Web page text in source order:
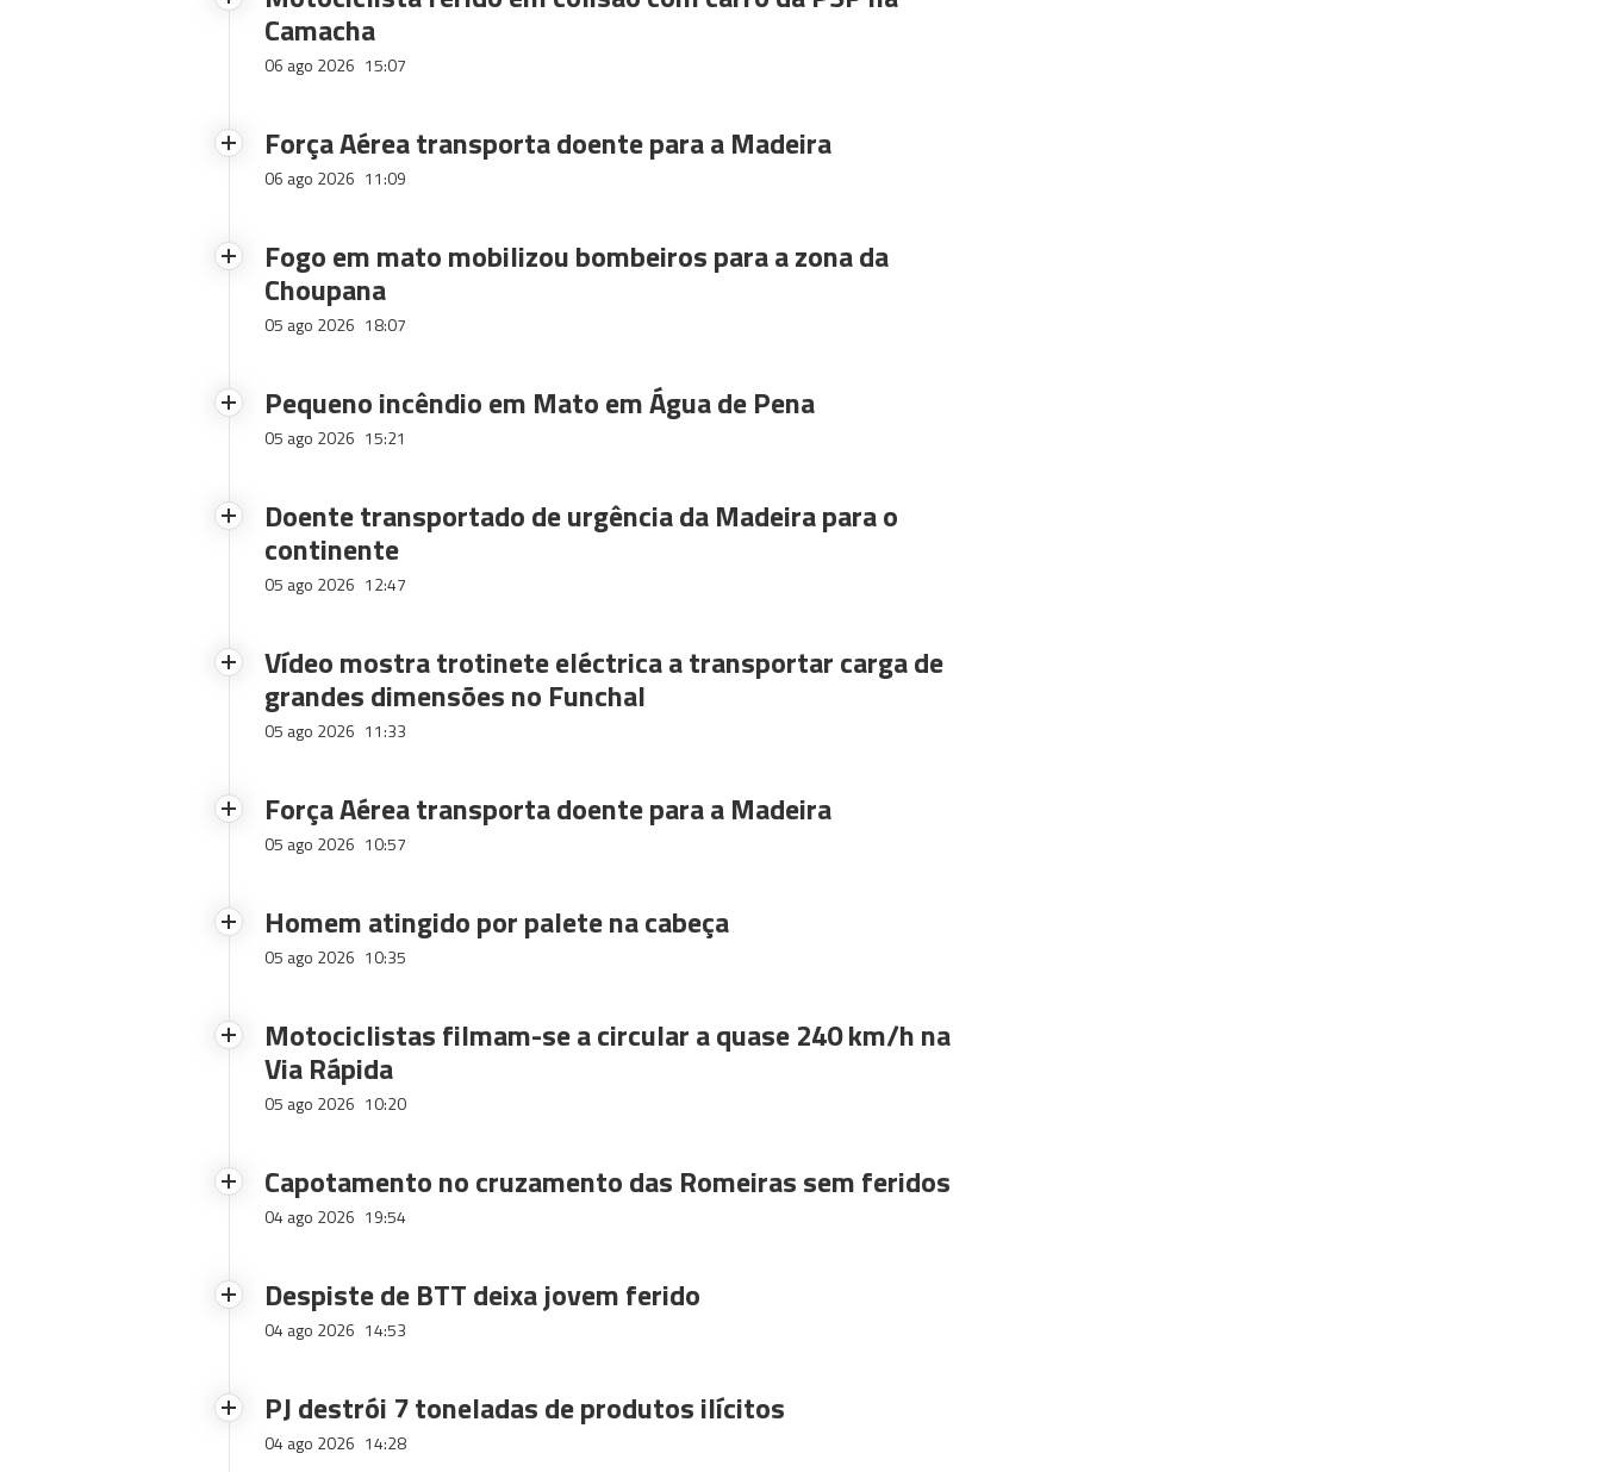
Camacha
06 ago 2026 15:07
Força Aérea transporta doente para a Madeira
06 ago 2026 11:09
Fogo em mato mobilizou bombeiros para a zona da
Choupana
05 ago 2026 18:07
Pequeno incêndio em Mato em Água de Pena
05 ago 2026 15:21
Doente transportado de urgência da Madeira para o
continente
05 ago 2026 12:47
Vídeo mostra trotinete eléctrica a transportar carga de
grandes dimensões no Funchal
05 ago 2026 11:33
Força Aérea transporta doente para a Madeira
05 ago 2026 10:57
Homem atingido por palete na cabeça
05 ago 2026 10:35
Motociclistas filmam-se a circular a quase 240 km/h na
Via Rápida
05 ago 2026 10:20
Capotamento no cruzamento das Romeiras sem feridos
04 ago 2026 19:54
Despiste de BTT deixa jovem ferido
04 ago 2026 14:53
PJ destrói 7 toneladas de produtos ilícitos
04 ago 2026 14:28